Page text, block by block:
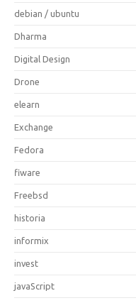
debian / ubuntu
Dharma
Digital Design
Drone
elearn
Exchange
Fedora
fiware
Freebsd
historia
informix
invest
javaScript